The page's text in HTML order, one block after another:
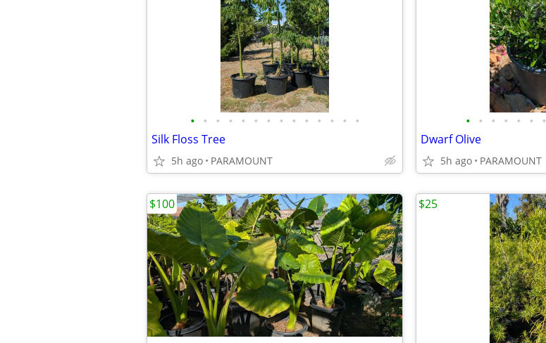
• • • • • • • • • • • • • •
Silk Floss Tree
5h ago PARAMOUNT
• • • • • • •
Dwarf Olive
5h ago PARAMOUNT
$100 $25